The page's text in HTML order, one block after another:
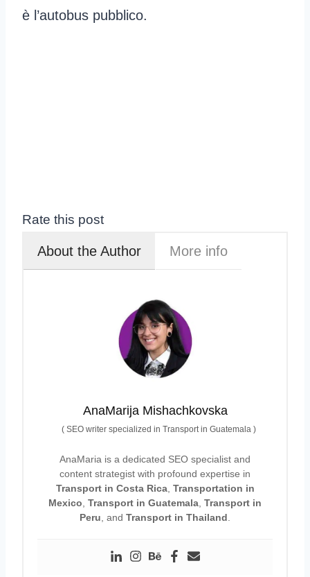
è l’autobus pubblico.
Rate this post
About the Author More info
AnaMarija Mishachkovska
(SEO writer specialized in Transport in Guatemala )
AnaMaria is a dedicated SEO specialist and
content strategist with profound expertise in
Transport in Costa Rica, Transportation in
Mexico Transport in Guatemala Transport in
Peru , and Transport in Thailand